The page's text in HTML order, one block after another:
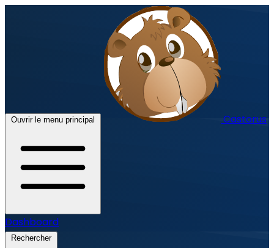
Ouvrir le menu principal Castorus
Dashboard
Rechercher